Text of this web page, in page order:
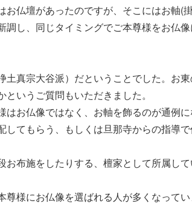
お仏壇があったのですが、そこにはお軸(
調し、同じタイミングでご本尊様をお仏
土真宗大谷派）だということでした。お
いうご質問もいただきました。
お仏像ではなく、お軸を飾るのが通例に
してもらう、もしくは旦那寺からの指導
お布施をしたりする、檀家として所属して
様にお仏像を選ばれる人が多くなってい